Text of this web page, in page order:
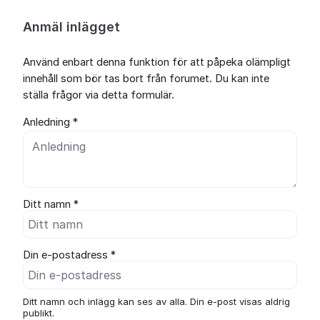
Anmäl inlägget
Använd enbart denna funktion för att påpeka olämpligt
innehåll som bör tas bort från forumet. Du kan inte
ställa frågor via detta formulär.
Anledning *
Ditt namn *
Din e-postadress *
Ditt namn och inlägg kan ses av alla. Din e-post visas aldrig
publikt.